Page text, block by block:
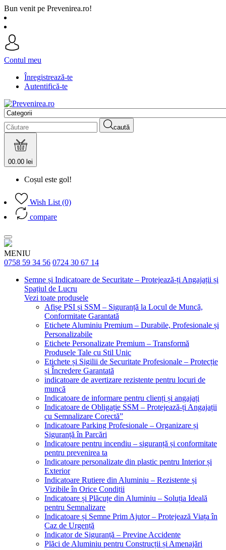
Bun venit pe Prevenirea.ro!
Contul meu
Înregistrează-te
Autentifică-te
caută
00.00 lei
Coșul este gol!
Wish List (0)
compare
MENIU
0758 59 34 56 0724 30 67 14
Semne și Indicatoare de Securitate – Protejează-ți Angajații și
Spațiul de Lucru
Vezi toate produsele
Afișe PSI și SSM – Siguranță la Locul de Muncă,
Conformitate Garantată
Etichete Aluminiu Premium – Durabile, Profesionale și
Personalizabile
Etichete Personalizate Premium – Transformă
Produsele Tale cu Stil Unic
Etichete și Sigilii de Securitate Profesionale – Protecție
și Încredere Garantată
indicatoare de avertizare rezistente pentru locuri de
muncă
Indicatoare de informare pentru clienți și angajați
Indicatoare de Obligație SSM – Protejează-ți Angajații
cu Semnalizare Corectă”
Indicatoare Parking Profesionale – Organizare și
Siguranță în Parcări
Indicatoare pentru incendiu – siguranță și conformitate
pentru prevenirea ta
Indicatoare personalizate din plastic pentru Interior și
Exterior
Indicatoare Rutiere din Aluminiu – Rezistente și
Vizibile în Orice Condiții
Indicatoare și Plăcuțe din Aluminiu – Soluția Ideală
pentru Semnalizare
Indicatoare și Semne Prim Ajutor – Protejează Viața în
Caz de Urgență
Indicator de Siguranță – Previne Accidente
Plăci de Aluminiu pentru Construcții și Amenajări